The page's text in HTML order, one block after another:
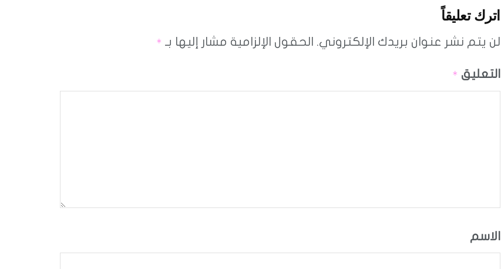
اترك تعليقاً
لن يتم نشر عنوان بريدك الإلكتروني. الحقول الإلزامية مشار إليها بـ *
التعليق *
الاسم